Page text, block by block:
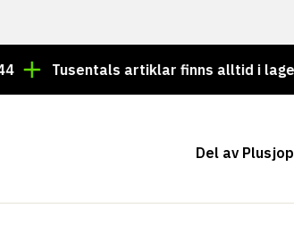
Tusentals artiklar finns alltid i lager!
Del av Plusjop